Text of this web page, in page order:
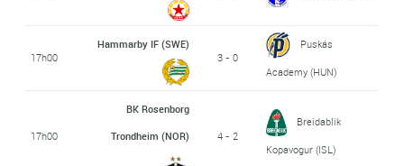
17h00
Hammarby IF (SWE)
3 - 0
Puskás
Academy (HUN)
17h00
BK Rosenborg
Trondheim (NOR)
4 - 2
Breidablik
Kopavogur (ISL)